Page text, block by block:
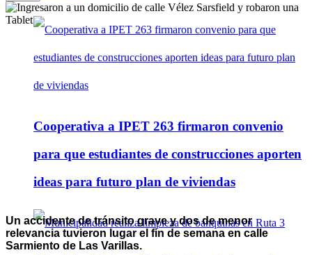
Cooperativa a IPET 263 firmaron convenio
para que estudiantes de construcciones aporten
ideas para futuro plan de viviendas
Un accidente de tránsito grave y dos de menor
relevancia tuvieron lugar el fin de semana en calle
Sarmiento de Las Varillas.